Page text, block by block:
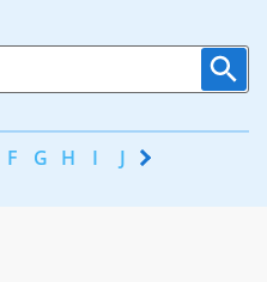
F G H I J K